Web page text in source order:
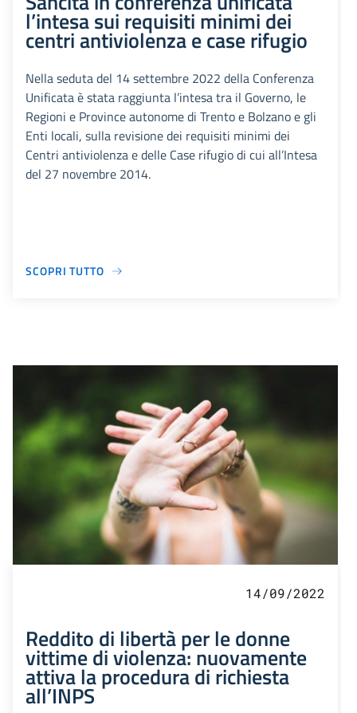
l’intesa sui requisiti minimi dei
centri antiviolenza e case rifugio
Nella seduta del 14 settembre 2022 della Conferenza
Unificata è stata raggiunta l’intesa tra il Governo, le
Regioni e Province autonome di Trento e Bolzano e gli
Enti locali, sulla revisione dei requisiti minimi dei
Centri antiviolenza e delle Case rifugio di cui all’Intesa
del 27 novembre 2014.
SCOPRI TUTTO
14/09/2022
Reddito di libertà per le donne
vittime di violenza: nuovamente
attiva la procedura di richiesta
all’INPS